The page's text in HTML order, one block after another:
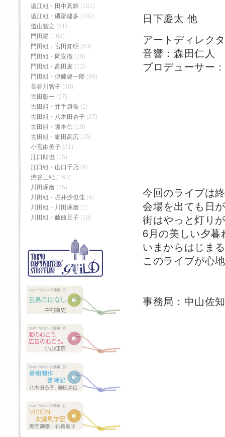
日下慶太 他
アートディレク
音響：森田仁人
プロデューサー
今回のライブは
会場を出ても日
街はやっと灯り
6月の美しい夕暮
いまからはじま
このライブが心
事務局：中山佐
澁江組・田中真輝 (101)
澁江組・磯部建多 (102)
道山智之 (61)
門田陽 (189)
門田組・宮田知明 (63)
門田組・岡安徹 (26)
門田組・高田麦 (12)
門田組・伊藤健一郎 (86)
長谷川智子 (30)
古田彰一 (57)
古田組・井手康喬 (1)
古田組・八木田杏子 (27)
古田組・坂本仁 (10)
古田組・細田高広 (15)
小宮由美子 (21)
江口順也 (15)
江口組・山口千乃 (4)
渋谷三紀 (163)
川田琢磨 (25)
川田組・堀井沙也佳 (4)
川田組・川田琢磨 (1)
川田組・藤曲旦子 (10)